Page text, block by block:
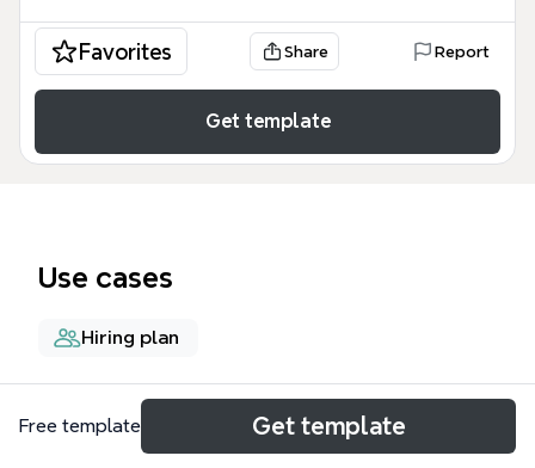
Favorites Share Report
Get template
Use cases
Hiring plan
About
Free template Get template